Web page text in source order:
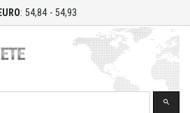
: 54,84 - 54,93